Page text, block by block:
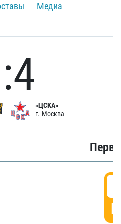
Медиа
«ЦСКА»
г. Москва